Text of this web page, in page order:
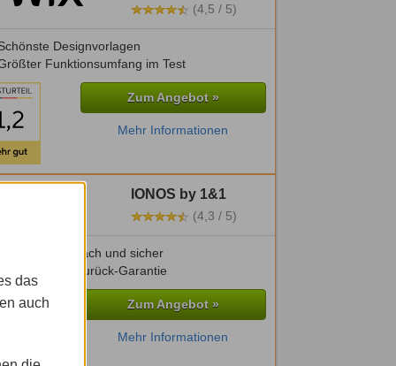
das
auch
(4,5 / 5)
Designvorlagen
Funktionsumfang im Test
Zum Angebot »
Mehr Informationen
IONOS by 1&1
(4,3 / 5)
Besonders einfach und sicher
30 Tage Geld-zurück-Garantie
Zum Angebot »
Mehr Informationen